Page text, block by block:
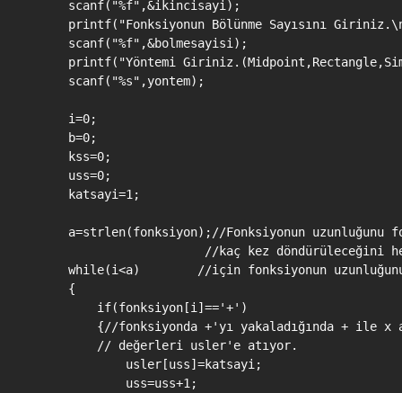
    scanf("%f",&ikincisayi);
printf("Fonksiyonun Bölünme Sayısını
    scanf("%f",&bolmesayisi);
printf("Yöntemi
    scanf("%s",yontem);
    i=0;
    b=0;
    kss=0;
    uss=0;
    katsayi=1;
a=strlen(fonksiyon);//Fonksiyonun uzunluğunu
//kaç kez döndürüleceğini
while(i<a)        //için fonksiyonun
    {
        if(fonksiyon[i]=='+')
{//fonksiyonda +'yı yakaladığında + ile x
        // değerleri usler'e atıyor.
            usler[uss]=katsayi;
            uss=uss+1;